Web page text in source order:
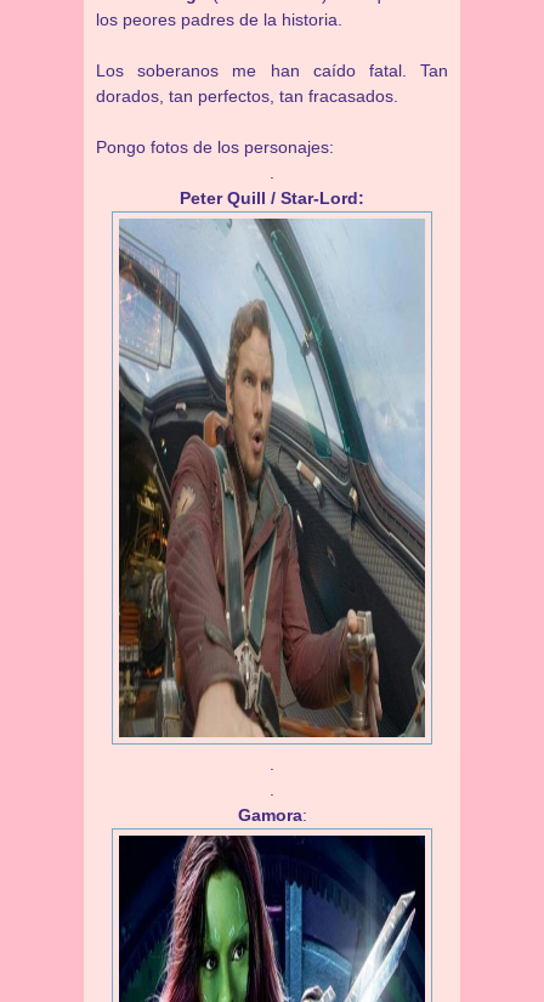
los peores padres de la historia.
Los soberanos me han caído fatal. Tan
dorados, tan perfectos, tan fracasados.
Pongo fotos de los personajes:
Peter Quill / Star-Lord:
Gamora: